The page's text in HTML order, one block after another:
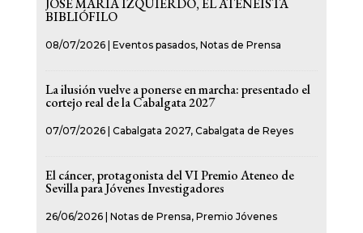
JOSÉ MARÍA IZQUIERDO, EL ATENEÍSTA
BIBLIÓFILO
08/07/2026| Eventos pasados, Notas de Prensa
La ilusión vuelve a ponerse en marcha: presentado el
cortejo real de la Cabalgata 2027
07/07/2026| Cabalgata 2027, Cabalgata de Reyes
El cáncer, protagonista del VI Premio Ateneo de
Sevilla para Jóvenes Investigadores
26/06/2026| Notas de Prensa, Premio Jóvenes